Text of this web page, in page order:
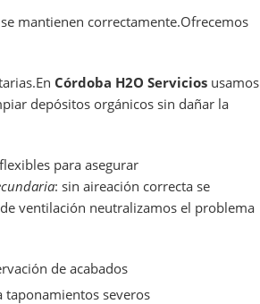
mantienen correctamente.Ofrecemos
Córdoba H2O Servicios usamos
depósitos orgánicos sin dañar la
para asegurar
: sin aireación correcta se
ventilación neutralizamos el problema
de acabados
taponamientos severos